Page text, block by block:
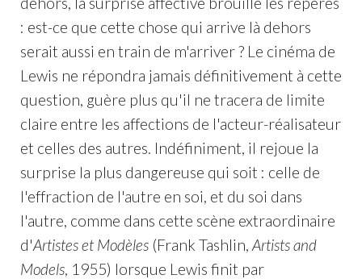
: est-ce que cette chose qui arrive là dehors
serait aussi en train de m'arriver ? Le cinéma de
Lewis ne répondra jamais définitivement à cette
question, guère plus qu'il ne tracera de limite
claire entre les affections de l'acteur-réalisateur
et celles des autres. Indéfiniment, il rejoue la
surprise la plus dangereuse qui soit : celle de
l'effraction de l'autre en soi, et du soi dans
l'autre, comme dans cette scène extraordinaire
d'Artistes et Modèles(Frank Tashlin, Artists and
Models, 1955) lorsque Lewis finit par